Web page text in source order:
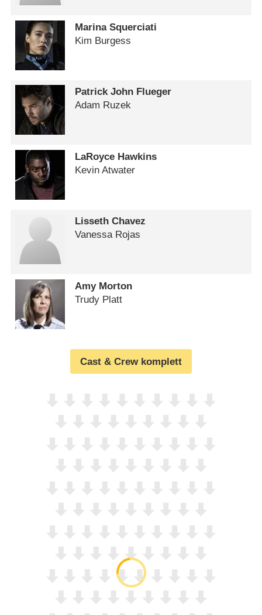
Marina Squerciati
Kim Burgess
Patrick John Flueger
Adam Ruzek
LaRoyce Hawkins
Kevin Atwater
Lisseth Chavez
Vanessa Rojas
Amy Morton
Trudy Platt
Cast & Crew komplett